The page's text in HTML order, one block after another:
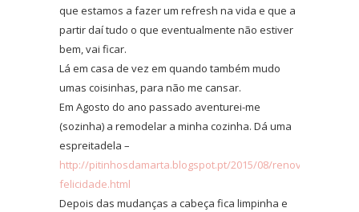
que estamos a fazer um refresh na vida e que a
partir daí tudo o que eventualmente não estiver
bem, vai ficar.
Lá em casa de vez em quando também mudo
umas coisinhas, para não me cansar.
Em Agosto do ano passado aventurei-me
(sozinha) a remodelar a minha cozinha. Dá uma
espreitadela –
http://pitinhosdamarta.blogspot.pt/2015/08/renovacao-
felicidade.html
Depois das mudanças a cabeça fica limpinha e